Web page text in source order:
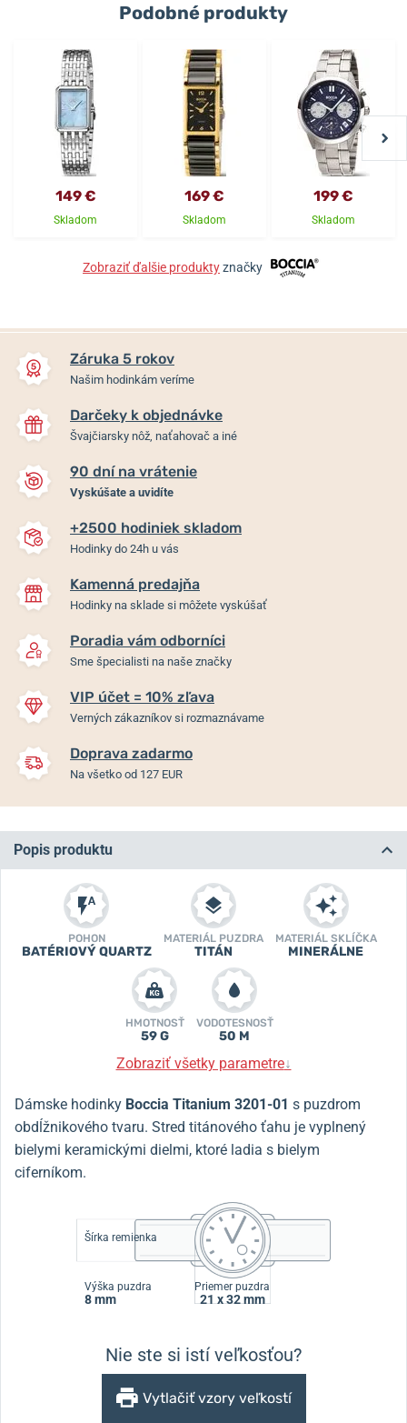
Podobné produkty
149 €
Skladom
169 €
Skladom
199 €
Skladom
Zobraziť ďalšie produktyznačky
Záruka 5 rokov
Našim hodinkám veríme
Darčeky k objednávke
Švajčiarsky nôž, naťahovač a iné
90 dní na vrátenie
Vyskúšate a uvidíte
+2500 hodiniek skladom
Hodinky do 24h u vás
Kamenná predajňa
Hodinky na sklade si môžete vyskúšať
Poradia vám odborníci
Sme špecialisti na naše značky
VIP účet = 10% zľava
Verných zákazníkov si rozmaznávame
Doprava zadarmo
Na všetko od 127 EUR
Popis produktu
POHON
BATÉRIOVÝ QUARTZ
MATERIÁL PUZDRA
TITÁN
MATERIÁL SKLÍČKA
MINERÁLNE
HMOTNOSŤ
59 G
VODOTESNOSŤ
50 M
Zobraziť všetky parametre↓
Dámske hodinky Boccia Titanium 3201-01 s puzdrom
obdĺžnikového tvaru. Stred titánového ťahu je vyplnený
bielymi keramickými dielmi, ktoré ladia s bielym
ciferníkom.
Šírka remienka
Výška puzdra
8 mm
Priemer puzdra
21 x 32 mm
Nie ste si istí veľkosťou?
Vytlačiť vzory veľkostí